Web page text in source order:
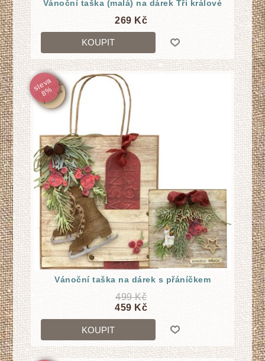
Vánoční taška (malá) na dárek Tři králové
269 Kč
KOUPIT
☆
O
RI
GI
N
Á
L
j
e
n
1
k
s
sl
e
v
a
8
%
Vánoční taška na dárek s přáníčkem
499 Kč
459 Kč
KOUPIT